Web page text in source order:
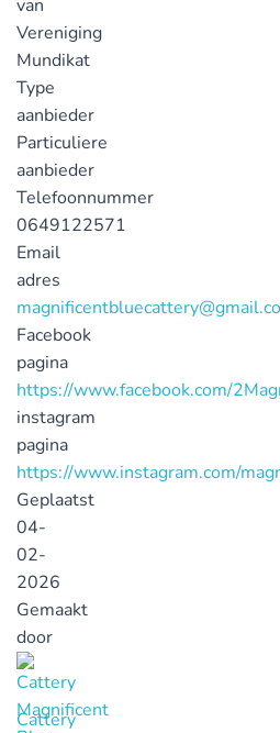
van
Vereniging
Mundikat
Type
aanbieder
Particuliere
aanbieder
Telefoonnummer
0649122571
Email
adres
Facebook
pagina
https://www.facebook.com/
instagram
pagina
https://www.instagram.com/
Geplaatst
04-
02-
2026
Gemaakt
door
Cattery